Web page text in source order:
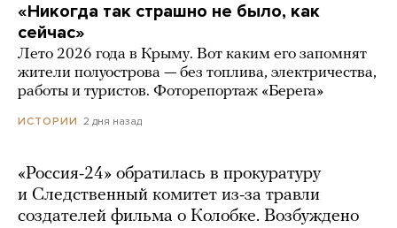
«Никогда так страшно не было, как
сейчас»
Лето 2026 года в Крыму. Вот каким его запомнят
жители полуострова — без топлива, электричества,
работы и туристов. Фоторепортаж «Берега»
ИСТОРИИ 2 дня назад
«Россия-24» обратилась в прокуратуру
и Следственный комитет из-за травли
создателей фильма о Колобке. Возбуждено